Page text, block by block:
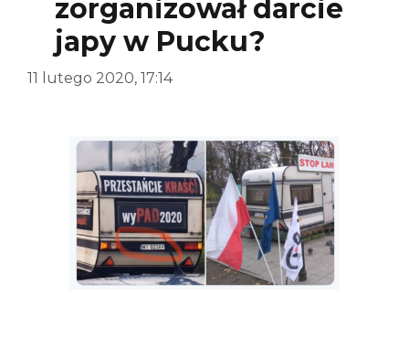
zorganizował darcie
japy w Pucku?
11 lutego 2020, 17:14